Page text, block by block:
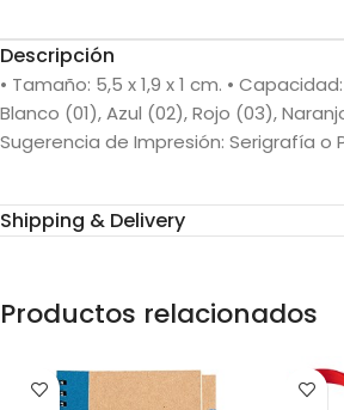
Descripción
• Tamaño: 5,5 x 1,9 x 1 cm. •
Blanco (01), Azul (02), Rojo (03),
Sugerencia de Impresión: Serigrafía o
Shipping & Delivery
Productos relacionados